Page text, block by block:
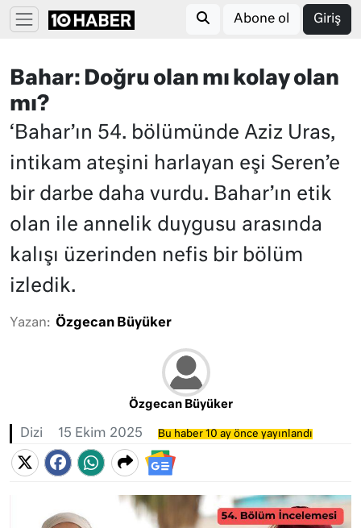
Abone ol Giriş
Bahar: Doğru olan mı kolay olan
mı?
‘Bahar’ın 54. bölümünde Aziz Uras,
intikam ateşini harlayan eşi Seren’e
bir darbe daha vurdu. Bahar’ın etik
olan ile annelik duygusu arasında
kalışı üzerinden nefis bir bölüm
izledik.
Yazan: Özgecan Büyüker
Özgecan Büyüker
Dizi 15 Ekim 2025 Bu haber 10 ay önce yayınlandı